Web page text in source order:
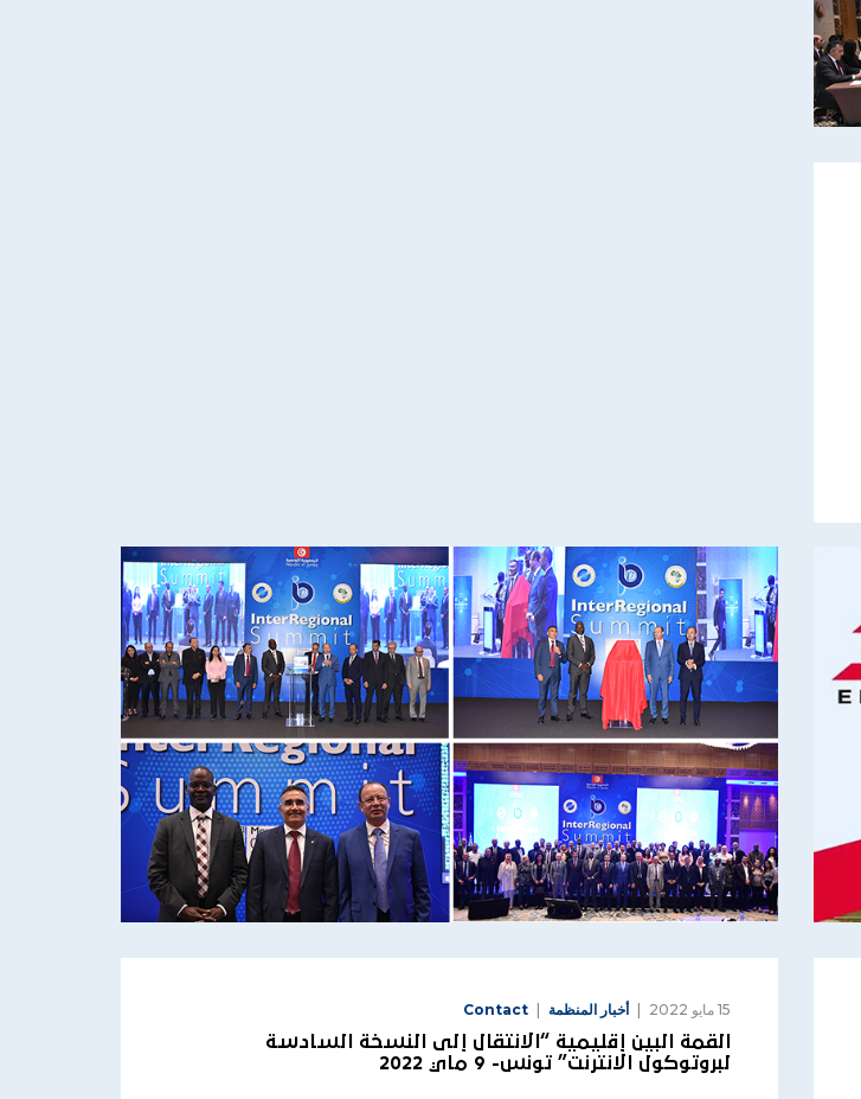
15 مايو 2022 أخبار المنظمة
Contact
القمة البين إقليمية “الانتقال إلى النسخة السادسة
لبروتوكول الانترنت” تونس- 9 ماي 2022